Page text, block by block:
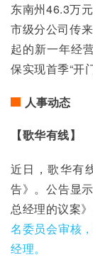
东南州46.3万
市级分公司传
起的新一年经
保实现首季“开
人事动态
【歌华有线】
近日，歌华有
告》。公告显
总经理的议案》
名委员会审核
经理。